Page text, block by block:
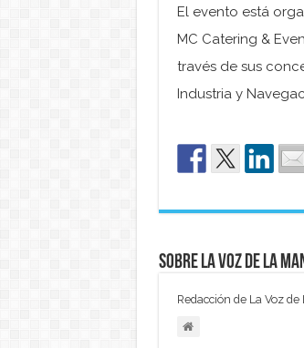
El evento está
MC Catering &
través de sus
Industria y
Sobre La Voz de La
Redacción de La Voz de